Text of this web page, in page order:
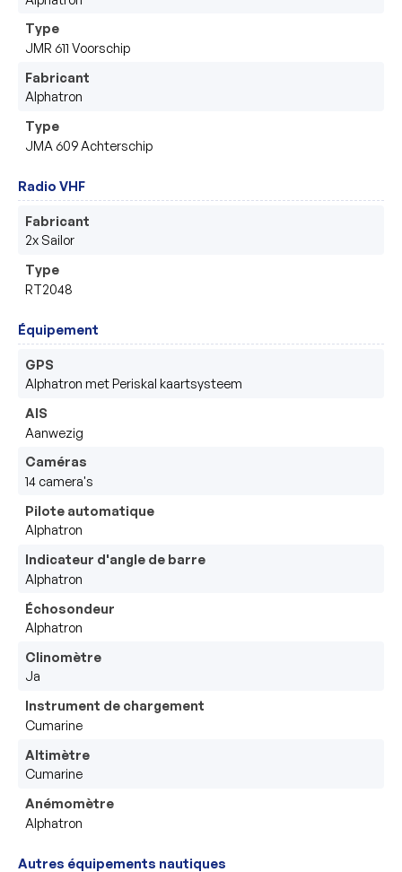
Type
JMR 611 Voorschip
Fabricant
Alphatron
Type
JMA 609 Achterschip
Radio VHF
Fabricant
2x Sailor
Type
RT2048
Équipement
GPS
Alphatron met Periskal kaartsysteem
AIS
Aanwezig
Caméras
14 camera's
Pilote automatique
Alphatron
Indicateur d'angle de barre
Alphatron
Échosondeur
Alphatron
Clinomètre
Ja
Instrument de chargement
Cumarine
Altimètre
Cumarine
Anémomètre
Alphatron
Autres équipements nautiques